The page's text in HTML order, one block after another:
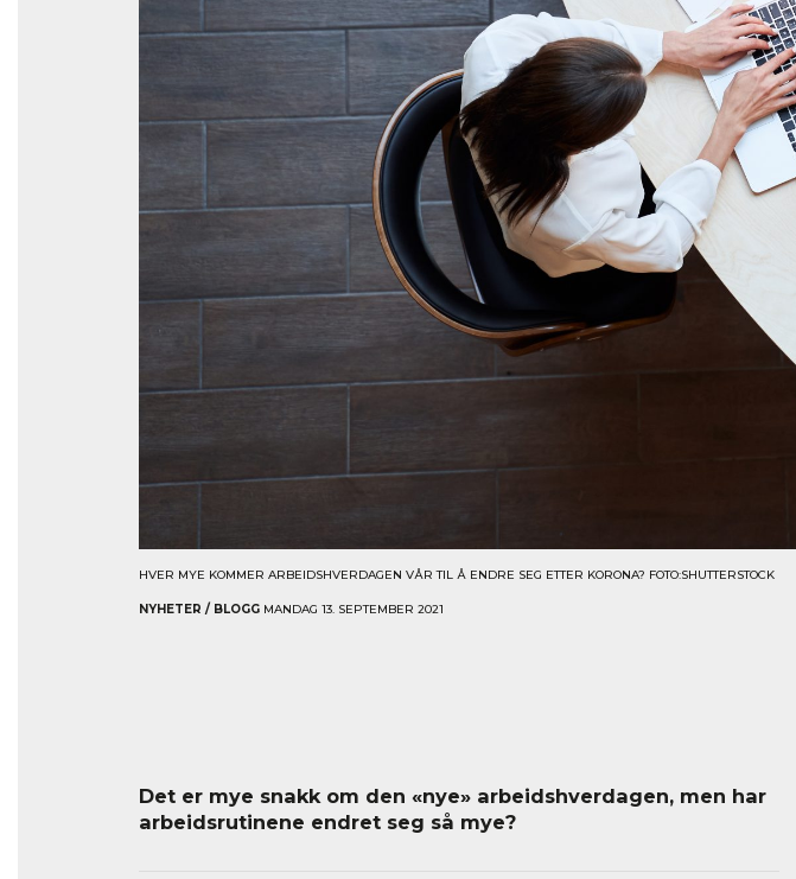
HVER MYE KOMMER ARBEIDSHVERDAGEN VÅR TIL Å ENDRE SEG ETTER KORONA? FOTO:SHUTTERSTOCK
NYHETER / BLOGG MANDAG 13. SEPTEMBER 2021
Det er mye snakk om den «nye» arbeidshverdagen, men har
arbeidsrutinene endret seg så mye?